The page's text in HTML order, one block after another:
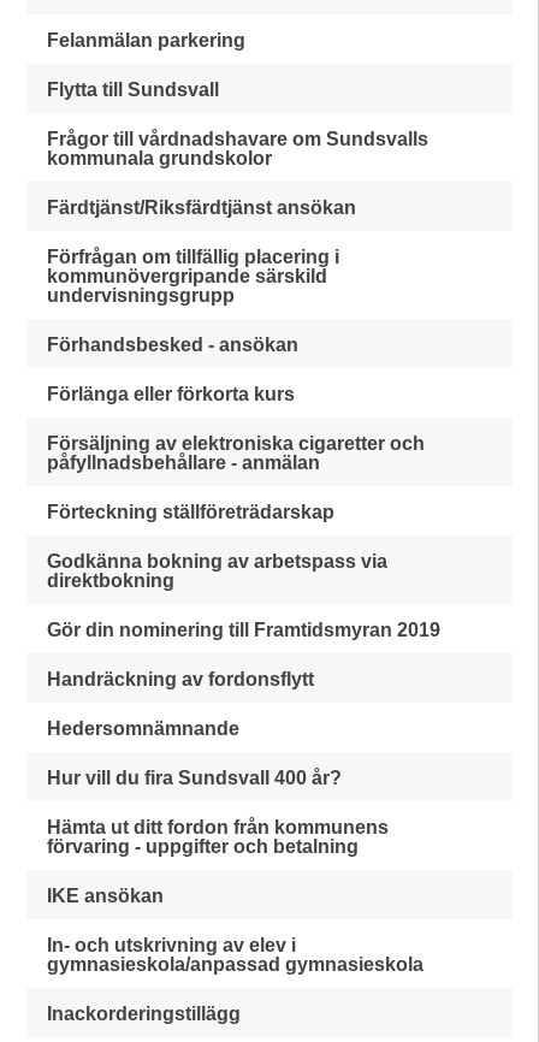
Felanmälan parkering
Flytta till Sundsvall
Frågor till vårdnadshavare om Sundsvalls
kommunala grundskolor
Färdtjänst/Riksfärdtjänst ansökan
Förfrågan om tillfällig placering i
kommunövergripande särskild
undervisningsgrupp
Förhandsbesked - ansökan
Förlänga eller förkorta kurs
Försäljning av elektroniska cigaretter och
påfyllnadsbehållare - anmälan
Förteckning ställföreträdarskap
Godkänna bokning av arbetspass via
direktbokning
Gör din nominering till Framtidsmyran 2019
Handräckning av fordonsflytt
Hedersomnämnande
Hur vill du fira Sundsvall 400 år?
Hämta ut ditt fordon från kommunens
förvaring - uppgifter och betalning
IKE ansökan
In- och utskrivning av elev i
gymnasieskola/anpassad gymnasieskola
Inackorderingstillägg